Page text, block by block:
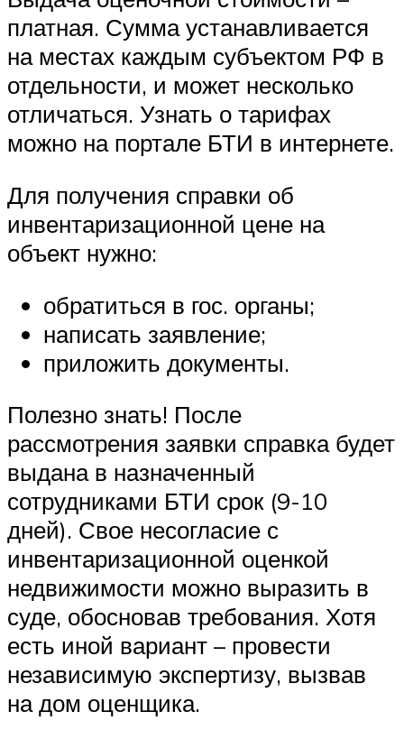
платная. Сумма устанавливается
на местах каждым субъектом РФ в
отдельности, и может несколько
отличаться. Узнать о тарифах
можно на портале БТИ в интернете.
Для получения справки об
инвентаризационной цене на
объект нужно:
обратиться в гос. органы;
написать заявление;
приложить документы.
Полезно знать! После
рассмотрения заявки справка будет
выдана в назначенный
сотрудниками БТИ срок (9-10
дней). Свое несогласие с
инвентаризационной оценкой
недвижимости можно выразить в
суде, обосновав требования. Хотя
есть иной вариант – провести
независимую экспертизу, вызвав
на дом оценщика.